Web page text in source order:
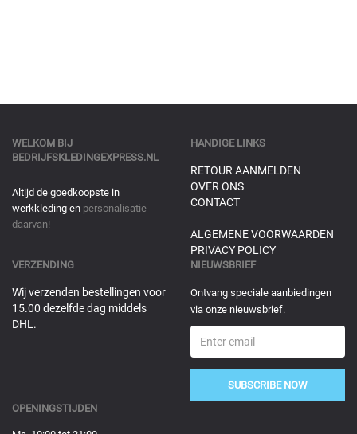
WELKOM BIJ
BEDRIJFSKLEDINGEXPRESS.NL
Altijd de goedkoopste in
werkkleding en personalisatie
daarvan!
HANDIGE LINKS
RETOUR AANMELDEN
OVER ONS
CONTACT
ALGEMENE VOORWAARDEN
PRIVACY POLICY
VERZENDING
Wij verzenden bestellingen voor
15.00 dezelfde dag middels
DHL.
NIEUWSBRIEF
Ontvang speciale aanbiedingen
via onze nieuwsbrief.
SUBSCRIBE NOW
OPENINGSTIJDEN